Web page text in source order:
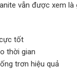
vẫn được xem là
tốt
thời gian
trơn hiệu quả